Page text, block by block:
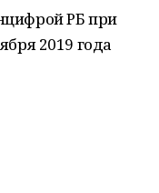
РБ при
2019 года